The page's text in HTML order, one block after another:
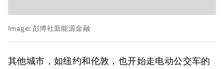
Image: 彭博社新能源金融
其他城市，如纽约和伦敦，也开始走电动公交车的